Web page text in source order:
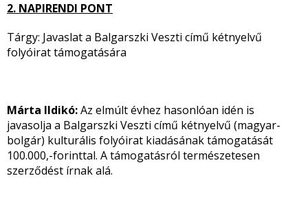
2. NAPIRENDI PONT
Tárgy: Javaslat a Balgarszki Veszti című kétnyelvű
folyóirat támogatására
Márta Ildikó:Az elmúlt évhez hasonlóan idén is
javasolja a Balgarszki Veszti című kétnyelvű (magyar-
bolgár) kulturális folyóirat kiadásának támogatását
100.000,-forinttal. A támogatásról természetesen
szerződést írnak alá.